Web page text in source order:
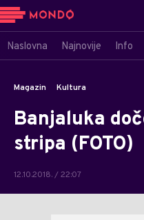
Naslovna Najnovije Info
Magazin Kultura
Banjaluka
stripa (FOTO)
12.10.2018. / 22:07